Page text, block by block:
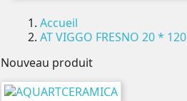
Accueil
AT VIGGO FRESNO 20 * 120
Nouveau produit